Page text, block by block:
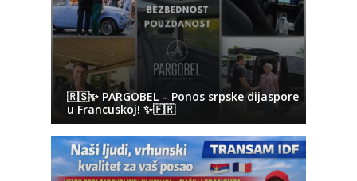
🇷🇸✨ PARGOBEL – Ponos srpske dijaspore
u Francuskoj! ✨🇫🇷